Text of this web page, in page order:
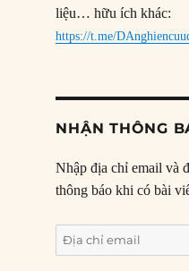
liệu… hữu ích khác:
https://t.me/
NHẬN THÔNG
Nhập địa chỉ email và
thông báo khi có bài
Địa
chỉ